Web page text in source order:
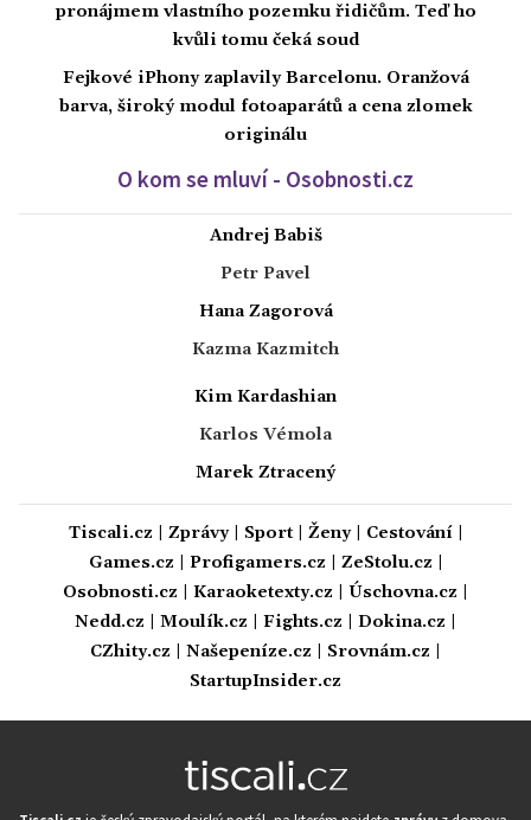
pronájmem vlastního pozemku řidičům. Teď ho
kvůli tomu čeká soud
Fejkové iPhony zaplavily Barcelonu. Oranžová
barva, široký modul fotoaparátů a cena zlomek
originálu
O kom se mluví - Osobnosti.cz
Andrej Babiš
Petr Pavel
Hana Zagorová
Kazma Kazmitch
Kim Kardashian
Karlos Vémola
Marek Ztracený
Tiscali.cz Zprávy| Sport| Ženy| Cestování|
Games.cz
Profigamers.cz ZeStolu.cz
Osobnosti.cz
Karaoketexty.cz Úschovna.cz
Nedd.cz
Moulík.cz Fights.cz Dokina.cz
CZhity.cz
Našepeníze.cz Srovnám.cz
StartupInsider.cz